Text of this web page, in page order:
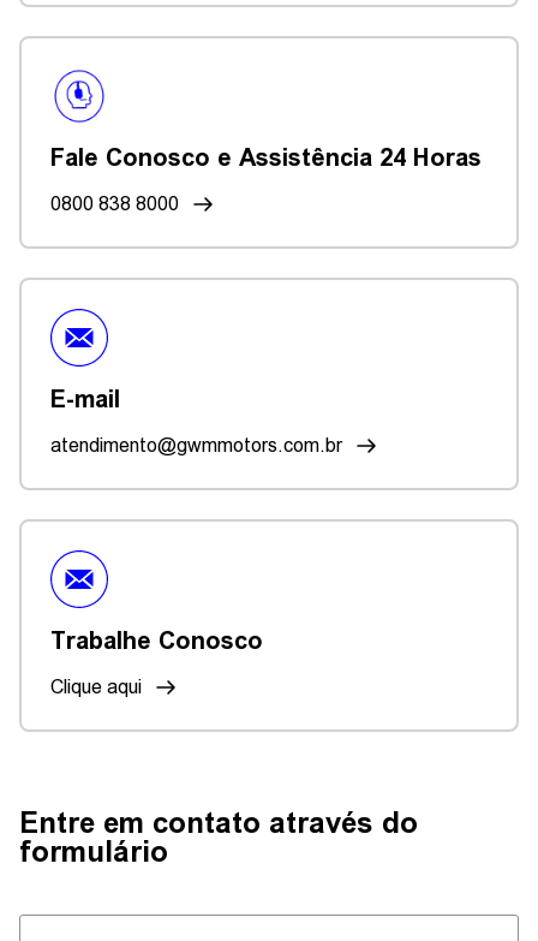
Fale Conosco e Assistência 24 Horas
0800 838 8000
E-mail
atendimento@gwmmotors.com.br
Trabalhe Conosco
Clique aqui
Entre em contato através do
formulário